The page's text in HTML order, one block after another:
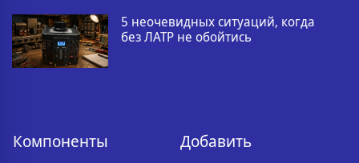
5 неочевидных ситуаций, когда
без ЛАТР не обойтись
Компоненты Добавить